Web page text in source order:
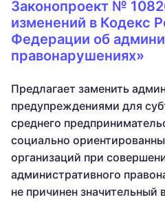
Законопроект №
изменений в Кодекс
Федерации об
правонарушениях»
Предлагает заменить
предупреждениями для
среднего
социально
организаций при
административного
не причинен значительный